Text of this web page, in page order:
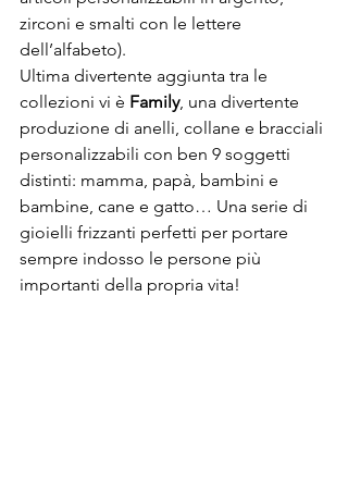
zirconi e smalti con le lettere
dell’alfabeto).
Ultima divertente aggiunta tra le
collezioni vi è Family, una divertente
produzione di anelli, collane e bracciali
personalizzabili con ben 9 soggetti
distinti: mamma, papà, bambini e
bambine, cane e gatto… Una serie di
gioielli frizzanti perfetti per portare
sempre indosso le persone più
importanti della propria vita!